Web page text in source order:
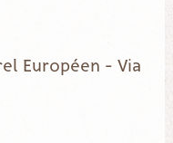
Européen – Via